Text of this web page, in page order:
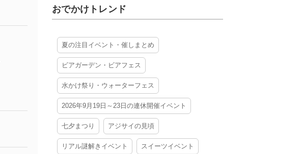
おでかけトレンド
夏の注目イベント・催しまとめ
ビアガーデン・ビアフェス
水かけ祭り・ウォーターフェス
2026年9月19日～23日の連休開催イベント
七夕まつり アジサイの見頃
リアル謎解きイベント スイーツイベント